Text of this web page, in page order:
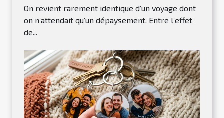
On revient rarement identique d’un voyage dont
on n’attendait qu’un dépaysement. Entre l’effet
de...